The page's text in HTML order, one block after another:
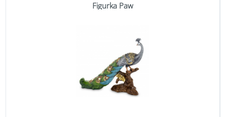
Figurka Paw